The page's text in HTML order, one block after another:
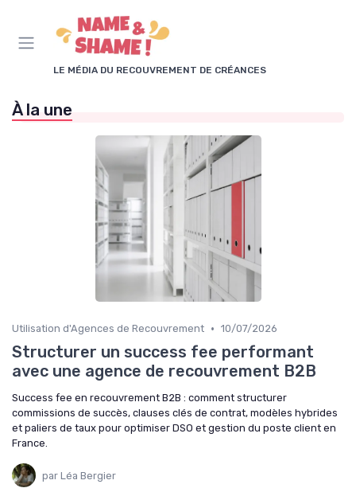
LE MÉDIA DU RECOUVREMENT DE CRÉANCES
À la une
Utilisation d'Agences de Recouvrement • 10/07/2026
Structurer un success fee performant
avec une agence de recouvrement B2B
Success fee en recouvrement B2B : comment structurer
commissions de succès, clauses clés de contrat, modèles hybrides
et paliers de taux pour optimiser DSO et gestion du poste client en
France.
par Léa Bergier